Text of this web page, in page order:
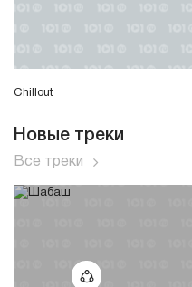
Chillout
Новые треки
Все треки